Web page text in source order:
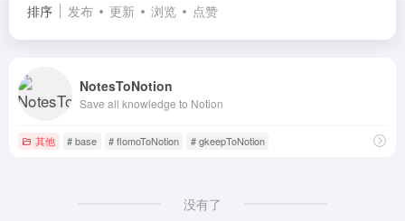
排序 发布 更新 浏览 点赞
NotesToNotion
Save all knowledge to Notion
其他 # base # flomoToNotion # gkeepToNotion
没有了